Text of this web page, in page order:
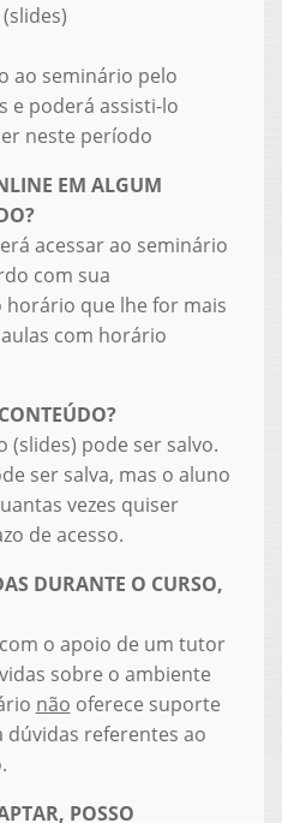
ao seminário pelo
e poderá assisti-lo
neste período
EM ALGUM
acessar ao seminário
com sua
que lhe for mais
com horário
(slides) pode ser salvo.
ser salva, mas o aluno
vezes quiser
de acesso.
DURANTE O CURSO,
o apoio de um tutor
sobre o ambiente
não oferece suporte
referentes ao
POSSO